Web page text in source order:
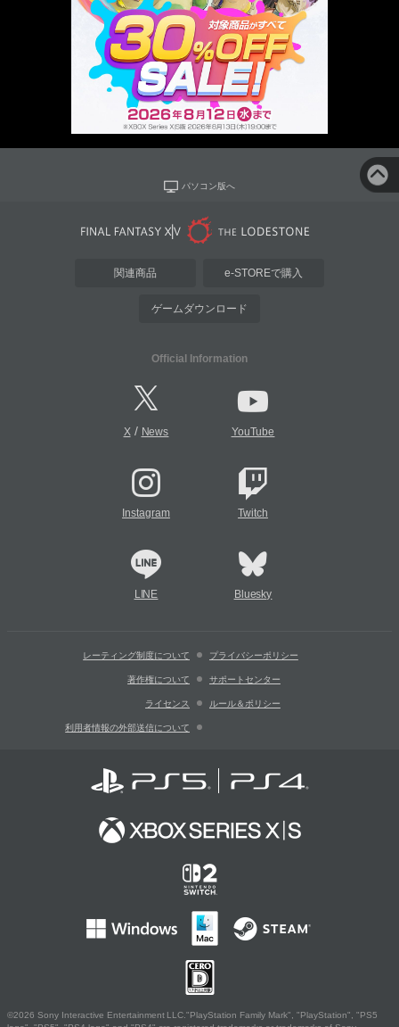
パソコン版へ
関連商品 e-STOREで購入
ゲームダウンロード
Official Information
X/ News YouTube
Instagram Twitch
LINE Bluesky
レーティング制度について プライバシーポリシー
著作権について サポートセンター
ライセンス ルール＆ポリシー
利用者情報の外部送信について
©2026 Sony Interactive Entertainment LLC."PlayStation Family Mark", "PlayStation", "PS5